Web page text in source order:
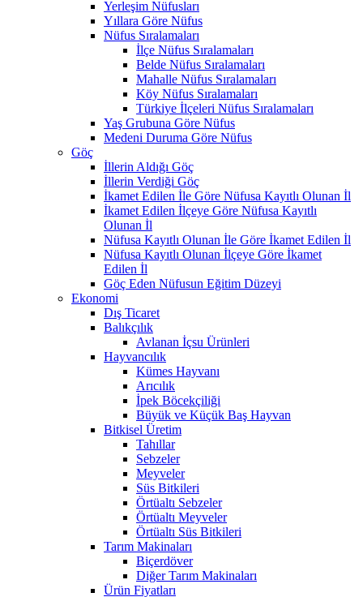
Yerleşim Nüfusları
Yıllara Göre Nüfus
Nüfus Sıralamaları
İlçe Nüfus Sıralamaları
Belde Nüfus Sıralamaları
Mahalle Nüfus Sıralamaları
Köy Nüfus Sıralamaları
Türkiye İlçeleri Nüfus Sıralamaları
Yaş Grubuna Göre Nüfus
Medeni Duruma Göre Nüfus
Göç
İllerin Aldığı Göç
İllerin Verdiği Göç
İkamet Edilen İle Göre Nüfusa Kayıtlı Olunan İl
İkamet Edilen İlçeye Göre Nüfusa Kayıtlı
Olunan İl
Nüfusa Kayıtlı Olunan İle Göre İkamet Edilen İl
Nüfusa Kayıtlı Olunan İlçeye Göre İkamet
Edilen İl
Göç Eden Nüfusun Eğitim Düzeyi
Ekonomi
Dış Ticaret
Balıkçılık
Avlanan İçsu Ürünleri
Hayvancılık
Kümes Hayvanı
Arıcılık
İpek Böcekçiliği
Büyük ve Küçük Baş Hayvan
Bitkisel Üretim
Tahıllar
Sebzeler
Meyveler
Süs Bitkileri
Örtüaltı Sebzeler
Örtüaltı Meyveler
Örtüaltı Süs Bitkileri
Tarım Makinaları
Biçerdöver
Diğer Tarım Makinaları
Ürün Fiyatları